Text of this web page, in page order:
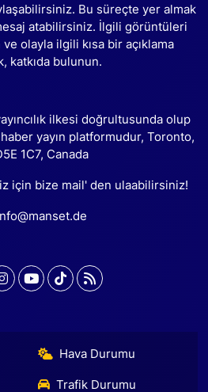
Bu süreçte yer almak
atabilirsiniz. İlgili görüntüleri
olayla ilgili kısa bir açıklama
katkıda bulunun.
ilkesi doğrultusunda olup
yayın platformudur, Toronto,
1C7, Canada
için bize mail' den ulaabilirsiniz!
Hava Durumu
Trafik Durumu